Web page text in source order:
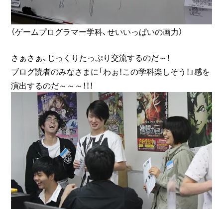
（ゲームプログラマー学科、せいいっぱいの画力）
さぁさぁ、じっくりたっぷり交流するのだ～！
ブログ読者のみなさまに「わぉ！この学科楽しそう！」感を
演出するのだ～～～！！！